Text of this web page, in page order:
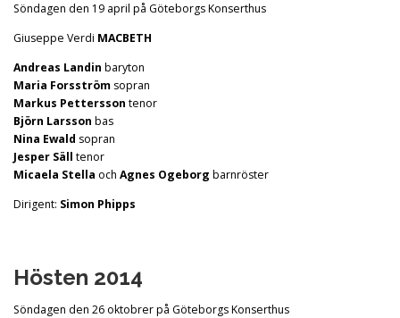
Söndagen den 19 april på Göteborgs Konserthus
Giuseppe Verdi MACBETH
Andreas Landin baryton
Maria Forsström sopran
Markus Pettersson tenor
Björn Larsson bas
Nina Ewald sopran
Jesper Säll tenor
Micaela Stella och Agnes Ogeborg barnröster
Dirigent: Simon Phipps
Hösten 2014
Söndagen den 26 oktobrer på Göteborgs Konserthus